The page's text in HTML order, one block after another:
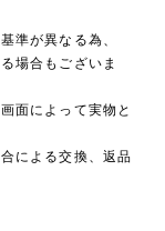
準が異なる為、
場合もございま
面によって実物と
による交換、返品